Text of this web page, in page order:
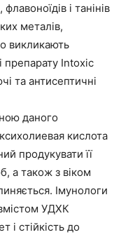
і танінів
металів,
викликають
препарату Intoxic
та антисептичні
даного
кислота
продукувати її
а також з віком
Імунологи
УДХК
і стійкість до